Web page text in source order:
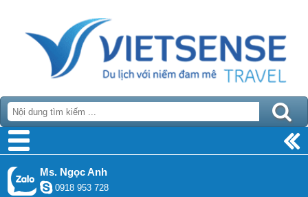
Ms. Ngọc Anh
0918 953 728